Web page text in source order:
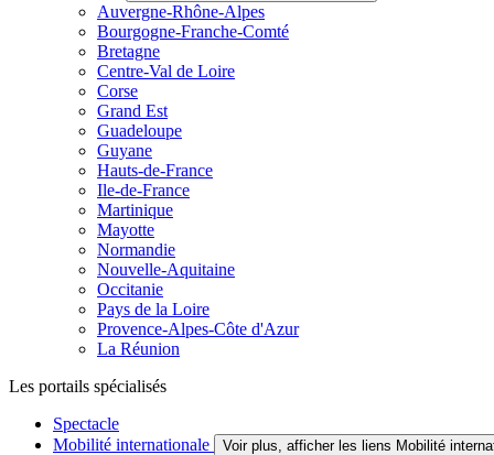
Auvergne-Rhône-Alpes
Bourgogne-Franche-Comté
Bretagne
Centre-Val de Loire
Corse
Grand Est
Guadeloupe
Guyane
Hauts-de-France
Ile-de-France
Martinique
Mayotte
Normandie
Nouvelle-Aquitaine
Occitanie
Pays de la Loire
Provence-Alpes-Côte d'Azur
La Réunion
Les portails spécialisés
Spectacle
Mobilité internationale
Voir plus, afficher les liens Mobilité